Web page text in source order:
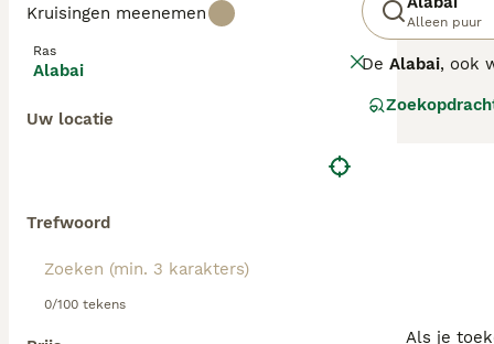
Kruisingen meenemen
Ras
Alabai
Uw locatie
Trefwoord
0/100 tekens
Alleen puur
De Alabai, ook
Turkmenistan
onbekend,
De Alabai is
extreme
karakter is
jongs af aan
geschikt voor
Als je